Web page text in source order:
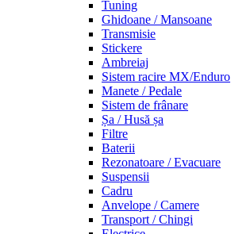
Tuning
Ghidoane / Mansoane
Transmisie
Stickere
Ambreiaj
Sistem racire MX/Enduro
Manete / Pedale
Sistem de frânare
Șa / Husă șa
Filtre
Baterii
Rezonatoare / Evacuare
Suspensii
Cadru
Anvelope / Camere
Transport / Chingi